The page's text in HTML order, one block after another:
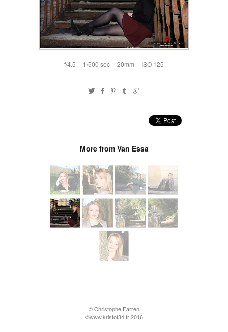
f/4.5 1/500 sec 20mm ISO 125
More from Van Essa
© Christophe Farren
©www.kristof34.fr 2016